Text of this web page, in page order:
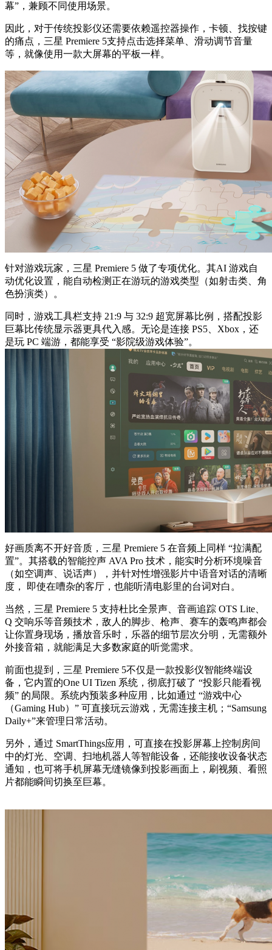
幕”，兼顾不同使用场景。
因此，对于传统投影仪还需要依赖遥控器操作，卡顿、找按键
的痛点，三星 Premiere 5支持点击选择菜单、滑动调节音量
等，就像使用一款大屏幕的平板一样。
针对游戏玩家，三星 Premiere 5 做了专项优化。其AI 游戏自
动优化设置，能自动检测正在游玩的游戏类型（如射击类、角
色扮演类）。
同时，游戏工具栏支持 21:9 与 32:9 超宽屏幕比例，搭配投影
巨幕比传统显示器更具代入感。无论是连接 PS5、Xbox，还
是玩 PC 端游，都能享受 “影院级游戏体验”。
好画质离不开好音质，三星 Premiere 5 在音频上同样 “拉满配
置”。其搭载的智能控声 AVA Pro 技术，能实时分析环境噪音
（如空调声、说话声），并针对性增强影片中语音对话的清晰
度， 即使在嘈杂的客厅，也能听清电影里的台词对白。
当然，三星 Premiere 5 支持杜比全景声、音画追踪 OTS Lite、
Q 交响乐等音频技术，敌人的脚步、枪声、赛车的轰鸣声都会
让你置身现场，播放音乐时，乐器的细节层次分明，无需额外
外接音箱，就能满足大多数家庭的听觉需求。
前面也提到，三星 Premiere 5不仅是一款投影仪智能终端设
备，它内置的One UI Tizen 系统，彻底打破了 “投影只能看视
频” 的局限。系统内预装多种应用，比如通过 “游戏中心
（Gaming Hub）” 可直接玩云游戏，无需连接主机；“Samsung
Daily+”来管理日常活动。
另外，通过 SmartThings应用，可直接在投影屏幕上控制房间
中的灯光、空调、扫地机器人等智能设备，还能接收设备状态
通知，也可将手机屏幕无缝镜像到投影画面上，刷视频、看照
片都能瞬间切换至巨幕。